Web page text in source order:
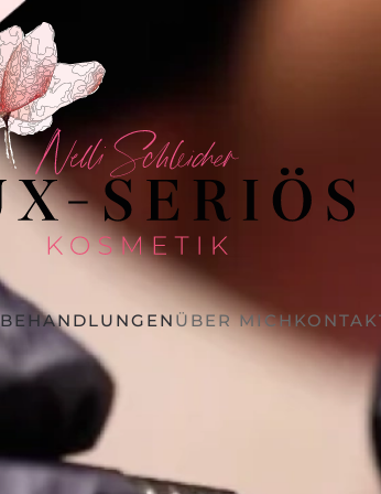
BEHANDLUNGEN ÜBER MICH